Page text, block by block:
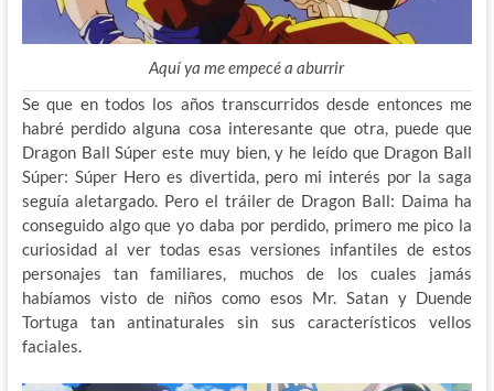
Aquí ya me empecé a aburrir
Se que en todos los años transcurridos desde entonces me
habré perdido alguna cosa interesante que otra, puede que
Dragon Ball Súper este muy bien, y he leído que Dragon Ball
Súper: Súper Hero es divertida, pero mi interés por la saga
seguía aletargado. Pero el tráiler de Dragon Ball: Daima ha
conseguido algo que yo daba por perdido, primero me pico la
curiosidad al ver todas esas versiones infantiles de estos
personajes tan familiares, muchos de los cuales jamás
habíamos visto de niños como esos Mr. Satan y Duende
Tortuga tan antinaturales sin sus característicos vellos
faciales.